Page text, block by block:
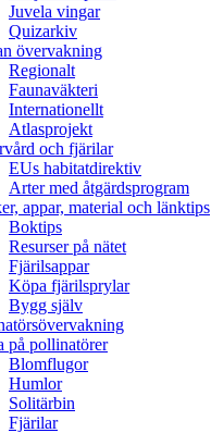
Juvela vingar
Quizarkiv
övervakning
Regionalt
Faunaväkteri
Internationellt
Atlasprojekt
och fjärilar
EUs habitatdirektiv
Arter med åtgärdsprogram
appar, material och länktips
Boktips
Resurser på nätet
Fjärilsappar
Köpa fjärilsprylar
Bygg själv
på pollinatörer
Blomflugor
Humlor
Solitärbin
Fjärilar